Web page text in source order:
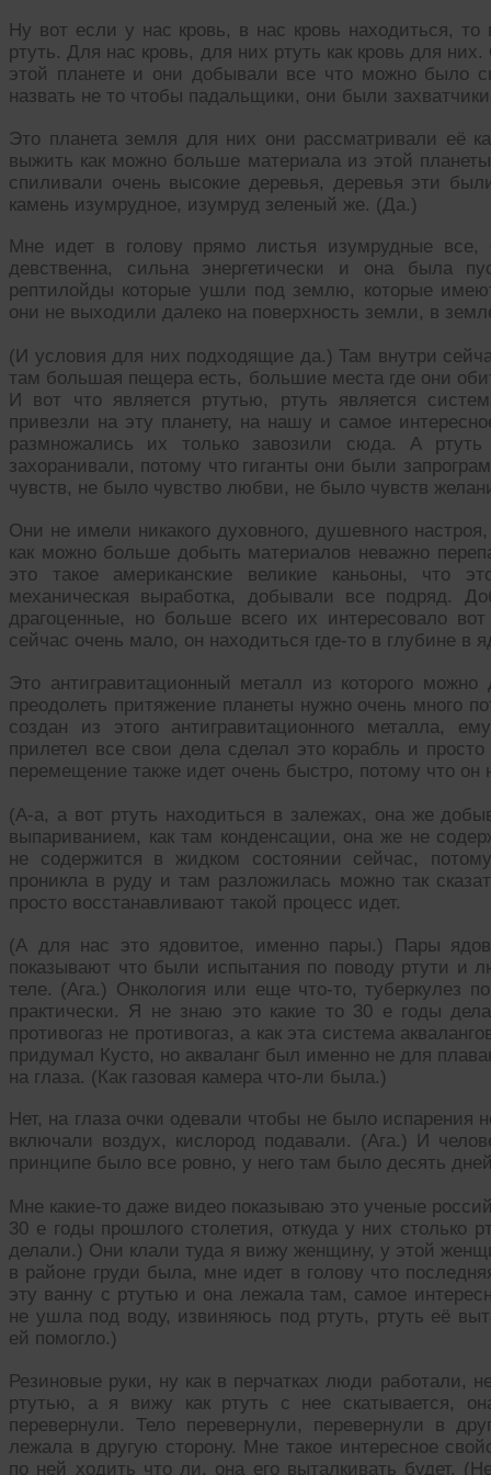
Ну вот если у нас кровь, в нас кровь находиться,
ртуть. Для нас кровь, для них ртуть как кровь для
этой планете и они добывали все что можно было
назвать не то чтобы падальщики, они были
Это планета земля для них они рассматривали её
выжить как можно больше материала из этой
спиливали очень высокие деревья, деревья эти
камень изумрудное, изумруд зеленый же. (Да.)
Мне идет в голову прямо листья изумрудные
девственна, сильна энергетически и она была
рептилойды которые ушли под землю, которые
они не выходили далеко на поверхность земли, в
(И условия для них подходящие да.) Там внутри
там большая пещера есть, большие места где они
И вот что является ртутью, ртуть является
привезли на эту планету, на нашу и самое
размножались их только завозили сюда. А
захоранивали, потому что гиганты они были
чувств, не было чувство любви, не было чувств
Они не имели никакого духовного, душевного
как можно больше добыть материалов неважно
это такое американские великие каньоны, что
механическая выработка, добывали все подряд.
драгоценные, но больше всего их интересовало
сейчас очень мало, он находиться где-то в глубине в
Это антигравитационный металл из которого
преодолеть притяжение планеты нужно очень много
создан из этого антигравитационного металла,
прилетел все свои дела сделал это корабль и
перемещение также идет очень быстро, потому что он
(А-а, а вот ртуть находиться в залежах, она же
выпариванием, как там конденсации, она же не
не содержится в жидком состоянии сейчас,
проникла в руду и там разложилась можно так
просто восстанавливают такой процесс идет.
(А для нас это ядовитое, именно пары.) Пары
показывают что были испытания по поводу ртути и
теле. (Ага.) Онкология или еще что-то, туберкулез
практически. Я не знаю это какие то 30 е годы
противогаз не противогаз, а как эта система
придумал Кусто, но акваланг был именно не для
на глаза. (Как газовая камера что-ли была.)
Нет, на глаза очки одевали чтобы не было
включали воздух, кислород подавали. (Ага.) И
принципе было все ровно, у него там было десять
Мне какие-то даже видео показываю это ученые
30 е годы прошлого столетия, откуда у них столько
делали.) Они клали туда я вижу женщину, у этой
в районе груди была, мне идет в голову что
эту ванну с ртутью и она лежала там, самое
не ушла под воду, извиняюсь под ртуть, ртуть её
ей помогло.)
Резиновые руки, ну как в перчатках люди работали,
ртутью, а я вижу как ртуть с нее скатывается,
перевернули. Тело перевернули, перевернули в
лежала в другую сторону. Мне такое интересное
по ней ходить что ли, она его выталкивать будет.